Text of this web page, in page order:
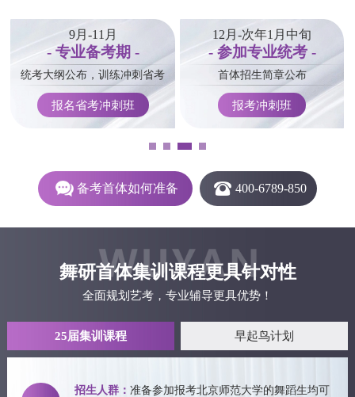
9月-11月
- 专业备考期 -
统考大纲公布，训练冲刺省考
报名省考冲刺班
12月-次年1月中旬
- 参加专业统考 -
首体招生简章公布
报考冲刺班
备考首体如何准备 400-6789-850
舞研首体集训课程更具针对性
全面规划艺考，专业辅导更具优势！
25届集训课程 早起鸟计划
招生人群：准备参加报考北京师范大学的舞蹈生均可